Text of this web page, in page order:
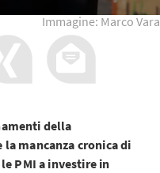
Immagine: Marco Vara
della
mancanza cronica di
PMI a investire in